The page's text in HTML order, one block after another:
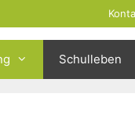
Schulleben